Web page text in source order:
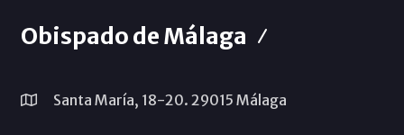
Obispado de Málaga
Santa María, 18-20. 29015 Málaga